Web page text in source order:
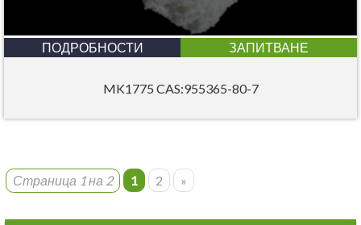
ПОДРОБНОСТИ ЗАПИТВАНЕ
MK1775 CAS:955365-80-7
Страница 1 на 2 1 2 »